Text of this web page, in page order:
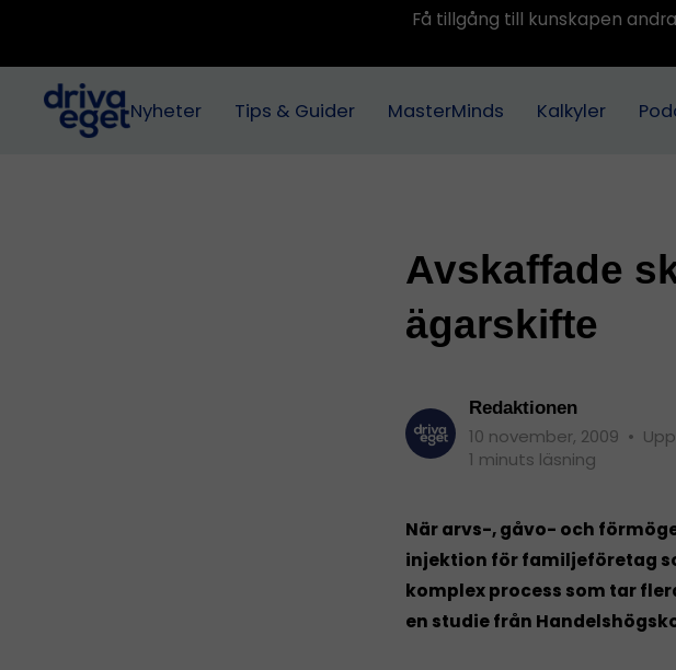
Få tillgång till kunskapen
Nyheter Tips & Guider MasterMinds Kalkyler
Avskaffade
ägarskifte
Redaktionen
10 november, 2009 •
1 minuts läsning
När arvs-, gåvo- och
injektion för familjeföretag
komplex process som tar
en studie från